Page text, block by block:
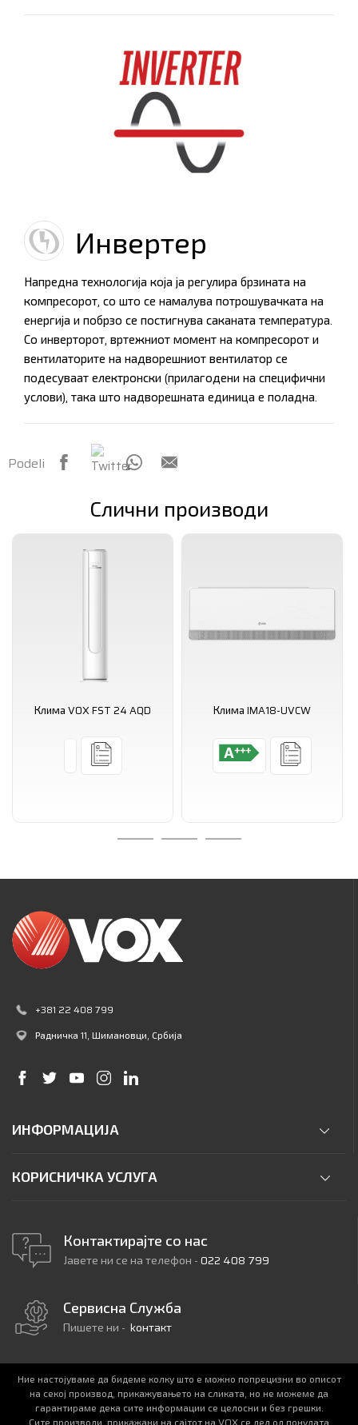
Инвертер
Напредна технологија која ја регулира брзината на
компресорот, со што се намалува потрошувачката на
енергија и побрзо се постигнува саканата температура.
Со инверторот, вртежниот момент на компресорот и
вентилаторите на надворешниот вентилатор се
подесуваат електронски (прилагодени на специфични
услови), така што надворешната единица е поладна.
Podeli
Слични производи
Клима VOX FST 24 AQD Клима IMA18-UVCW
+381 22 408 799
Радничка 11, Шимановци, Србија
ИНФОРМАЦИЈА
КОРИСНИЧКА УСЛУГА
Контактирајте со нас
Јавете ни се на телефон -022 408 799
Сервисна Служба
Пишете ни - kонтакт
Ние настојуваме да бидеме колку што е можно попрецизни во описот
на секој производ, прикажувањето на сликата, но не можеме да
гарантираме дека сите информации се целосни и без грешки.